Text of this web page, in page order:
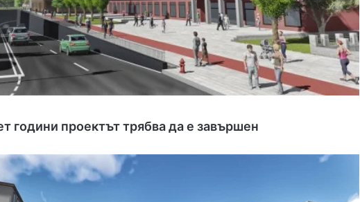
години проектът трябва да е завършен